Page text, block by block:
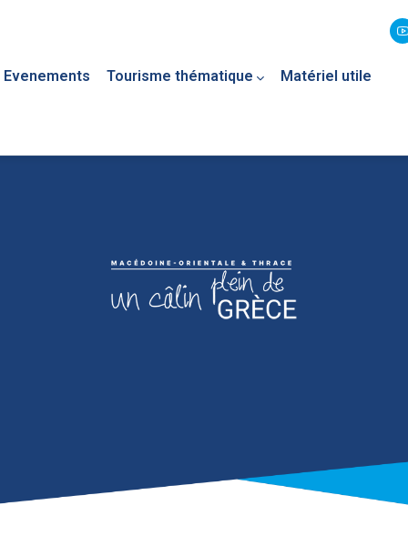
Evenements Tourisme thématique Matériel utile